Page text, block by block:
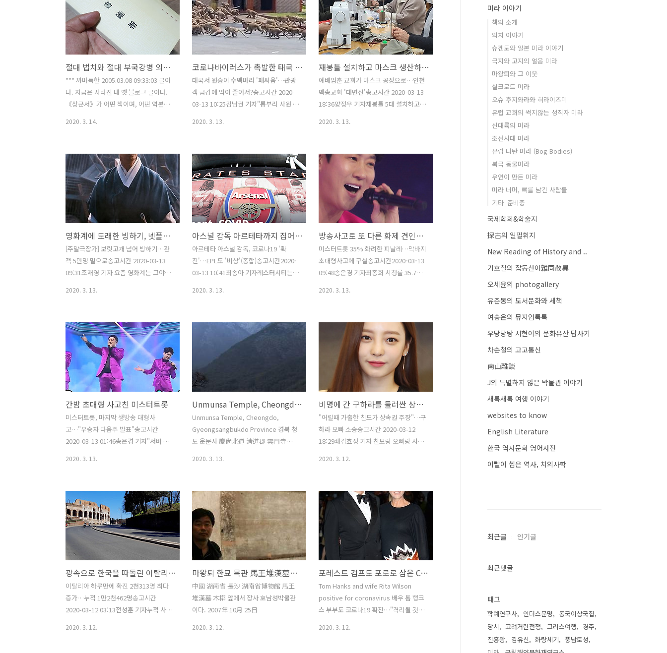
음식을 넣고 맛있게 끓여지는 모습이 상
상이 가지? 딸 : 네!! 제가 좋아하는 고기
~~ 고기~~ 고기~~ 그리고 고기~~~ 아빠 :
하하하, 정녕 좋아하는 음식이 고기밖에
없는거니? 딸: 아니요~~ 소고기~~ 돼지고
기~~히히. 아빠, 그런데 벙거짓골은 냄비
가장자리가 왜이렇게 넓어요? 아빠 : 움푹
파인 곳에는 국물을 끓이고, 가장자리에
는 익은 고기나 두..
태 복판에 위치하기는 하지만 곧 4.15 총
선을 앞둔 정치의 계절이기도 하다. 그런
점에서 이 무렵에 일어난 일로 저 두 탄핵
과 관련한 묵직한 순간이 있다. 독자에 따
라서는 이미 저 두 탄핵 중 하나는 신라에
의한 삼국통일만큼이나 현실성 부족한 일
이 되었을지도 모른다. 노무현 탄핵소추
안 국회 가결이 2004년 3월 12일이니, 벌
써 16년 전 아닌가? 이 글을 접하는 독자
절대 법치와 절대 부국강병 외친 《상군서商君書》
*** 까마득한 2005.03.08 09:33:03 글이
다. 지금은 사라진 내 옛 블로그 글이다.
《상군서》가 어떤 책이며, 어떤 역본이
‘상군서’ 내 2005-02-23 10:33 (서울=연
합뉴스) 김태식 기자 = 적어도 공자 이후
중국이 주축을 이룬 동아시아 사상사 2천
500년, 특히 제왕학은 이렇게 정리될 수
있다. 외유내법外儒內法. 겉으로는 공자
를 들먹이며 인의仁義를 부르짖었으나,
그들이 실제로 추구한 것은 부국강병의
법가法家였다. 공자가 몰沒한 지 약 1세
기 뒤에 태어난 맹자. 한 수 배우고 싶다
해서 불원이천리不遠而千里해서 달려가
만난 양梁 혜왕惠王이 “노인께서는 어떻
2020. 3. 14.
코로나바이러스가 촉발한 태국 원숭이 조폭싸움, 말죽거리잔혹사
태국서 원숭이 수백마리 '패싸움'…관광
객 급감에 먹이 줄어서?송고시간 2020-
03-13 10:25김남권 기자"롭부리 사원 원
로 있는 태국 원숭이 두 집단이 집단 난투
극을 벌였단다. 수백마리씩 양쪽에 가담
한 이 '패싸움' 말죽거리잔혹사는 태국 언
론 보도에 의하면 11일 태국 중부 롭부리
라는 곳에서 벌어졌다고 한다. 롭부리는
원숭이가 하도 많아 '원숭이 도시'라는 별
칭도 있나 본데, 이를 뒷받침하는 원천은
관광객들이 건네주는 해바라기 씨라든가
바나나다. 이번에 대판 붙은 두 집단은 보
통은 각기 다른 영역을 고수하는 모양이
다. 한데 이번 패싸움은 바나나 하나로 촉
2020. 3. 13.
재봉틀 설치하고 마스크 생산하는 인천백송교회
예배멈춘 교회가 마스크 공장으로…인천
백송교회 '대변신'송고시간 2020-03-13
18:36양정우 기자재봉틀 5대 설치하고 쉼
바이러스 확산에 태부족인 마스크 수급에
조금이라도 도움이 되겠다며 목회자와 신
도를 합친 스무명가량 되는 이가 열심히
재봉틀을 돌려대고 마스크를 만들어낸다.
인천백송교회라는 데서 이리 하고 있다는
데, 이들이 마스크 생산에 들어가기는 지
난 6일부터라고 하며, 지금껏 만들어낸 마
스크만 해도 1천800여장에 달한다고 한
다. 겨를이 있을까마는 그래도 기왕이면
디자인 감각까지 가미한 모양이라, 사진
으로 얼비치는 마스크를 보니 패션감각도
2020. 3. 13.
영화계에 도래한 빙하기, 넷플릭스엔 기회의 땅
[주말극장가] 보릿고개 넘어 빙하기…관
객 5만명 밑으로송고시간 2020-03-13
09:31조재영 기자 요즘 영화계는 그야말
기라니 무얼 새삼 보태리오? 아무리 평일
이라는 점을 고려해도 대한민국 전체 영
화관을 통털어 하루 관람객이 5만명이 안
됐다니, 빙하기 아니겠는가? 이런 제목을
달았기에 작성기자더러 그럼 빙하기 담은
뭐냐 묻기로 했더랬다. 뭐가 있겠는가? 동
면기? 휴면기? 누군가 '멸망'이 있을 뿐이
라고 하더라만, 그만큼 절박하다. 코로나
여파로 2월 영화 관객 수, 2005년 이후 최
저송고시간 2020-03-13 11:19이도연 기
자"신종플루·메르스 때와 비교할 수 없을
2020. 3. 13.
아스널 감독 아르테타까지 집어삼킨 COVID19
아르테타 아스널 감독, 코로나19 '확
진'…EPL도 '비상'(종합)송고시간2020-
03-13 10:41최송아 기자레스터시티는 선
다니엘레 루가니 Daniele Rugani 가 신
종코로나바이러스 확진판정을 받았다는
소식을 전했거니와, 오늘은 그 비스무리
한 소식으로 정신이 없으니 무엇보다 잉
글리시 프로미어리그 아스널 감독 미카엘
아르테타가 걸렸단다. 감독이 걸렸으니,
그 여파는 훨씬 더 크다. 그 제목이 이렇
다. Our London Colney training
centre has been closed after head
coach Mikel Arteta received a
positive COV..
2020. 3. 13.
방송사고로 또 다른 화제 견인한 '미스터트롯'
미스터트롯 35% 화려한 피날레…막바지
초대형사고에 구설송고시간2020-03-13
09:48송은경 기자최종회 시청률 35.7%
경 35%란다. 아주 단순계산으로 우리 국
민 10명 중 서너명이 저걸 봤단 말이다.
이 시대 테레비 특정 프로 시청률이 저 정
도다? 미친 시청률이다. 오늘 아침 만난
우리 공장 사람들이 방송 담당 부장인 나
를 보고는 너나없이 저 얘기를 한다. 사고
쳤다매??? 그러면서 이런저런 얘기들을
한다. MC 김성주가 황당해 하는 표정이
재밌었다고도 하고, 그러면서도 하도 노
련하니 그래도 그만큼 대처했다고도 하고
한마디씩 거든다. 저 프로그램을 대박으
2020. 3. 13.
간밤 초대형 사고친 미스터트롯
미스터트롯, 마지막 생방송 대형사
고…"우승자 다음주 발표"송고시간
2020-03-13 01:46송은경 기자"서버 문
때 조심해야 한다. 30%라는 믿기지 않는
시청률 고공행진 역사를 거듭 써내려가던
TV조선 남성 트로트 예능 미스터트롯이
기어이 사고를 친 모양이다. 송고시간을
보면 좀 의외라 할 것이다. 새벽 1시 46분
송고다. 나는 한참 골아떨어진 시간이었
다. 한데 저 시간에 요란스럽게 휴대폰이
울려댔다. 보니 우리 방송팀 막내다. 정신
혼미해도 이 시간에 부장을 찾았으니, 그
럴 수밖에 없는 곡절이 있는 것이다. 듣자
니 저랬단다. 가뜩이나 미스터트롯은 이
2020. 3. 13.
Unmunsa Temple, Cheongdo 청도 운문사 淸道雲門寺
Unmunsa Temple, Cheongdo,
Gyeongsangbukdo Province 경북 청
도 운문사 慶尙北道 淸道郡 雲門寺
temple, which was built in the 21st
year (560 AD) of the reign of King
Jinheung of the Silla Kingdom. The
temple had flourished during the
Silla period, changed its name to
Daejakgap-sa 대작갑사 大鵲岬寺
around the end of Silla. The current
name was fi..
2020. 3. 13.
비명에 간 구하라를 둘러싼 상속권 전쟁
"어릴때 가출한 친모가 상속권 주장"…구
하라 오빠 소송송고시간 2020-03-12
18:29쇄김효정 기자 친모랑 오빠랑 사이
알지만, 우리는 거의 손대지 아니했다. 친
속간 분쟁이라는 성격이 너무 강한 까닭
이었다. 덧붙여 자칫 이 사안에 손을 댄다
는 것이 우리가 의도하건 하지 아니했건
이용당할 가능성도 배제할 수 없는 판단
이 있었다. 한데 기어이 죽은 구하라가 남
긴 재산을 누가 얼마만치를 가져갈 것인
지를 두고 친엄마랑 친오빠가 양보없는
싸움을 벌이는 모양이다. 그 내막을 모르
는 제삼자들이야 이러쿵저러쿵 할 말이
있겠지만, 이런 첨예한 사안은 내 경험으
2020. 3. 12.
광속으로 한국을 따돌린 이탈리아 바이러스
이탈리아 하루만에 확진 2천313명 최다
증가…누적 1만2천462명송고시간
2020-03-12 03:13전성훈 기자누적 사망
2020. 3. 12.
마왕퇴 한묘 목관 馬王堆漢墓木槨
中國 湖南省 長沙 湖南省博物館 馬王
堆漢墓 木槨 앞에서 장사 호남성박물관
이다. 2007年 10月 25日
2020. 3. 12.
포레스트 검프도 포로로 삼은 COVID19
Tom Hanks and wife Rita Wilson
positive for coronavirus 배우 톰 행크
스 부부도 코로나19 확진…"격리될 것"
2020. 3. 12.
미라 이야기
책의 소개
외치 이야기
슈겐도와 일본 미라 이야기
극지와 고지의 얼음 미라
마왕퇴와 그 이웃
실크로드 미라
오슈 후지와라와 히라이즈미
유럽 교회의 썩지않는 성직자 미라
신대륙의 미라
조선시대 미라
유럽 니탄 미라 (Bog Bodies)
북극 동물미라
우연이 만든 미라
미라 너머, 뼈를 남긴 사람들
기타_준비중
국제학회&학술지
探古의 일필휘지
New Reading of History and ..
기호철의 잡동산이雜同散異
오세윤의 photogallery
유춘동의 도서문화와 세책
여송은의 뮤지엄톡톡
우당당탕 서현이의 문화유산 답사기
차순철의 고고통신
南山雜談
J의 특별하지 않은 박물관 이야기
새록새록 여행 이야기
websites to know
English Literature
한국 역사문화 영어사전
이빨이 씹은 역사, 치의사학
최근글 인기글
최근댓글
태그
학예연구사 인더스문명
동국이상국집
당시
고려거란전쟁 그리스여행
경주
진흥왕
김유신 화랑세기
풍납토성